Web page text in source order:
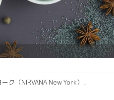
ク（NIRVANA New York）」